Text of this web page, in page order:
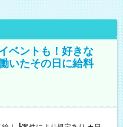
ベントも！好きな
いたその日に給料